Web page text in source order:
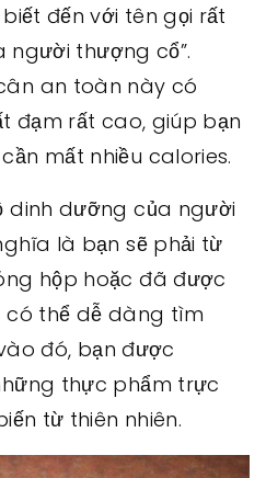
đến với tên gọi rất
người thượng cổ”.
an toàn này có
đạm rất cao, giúp bạn
mất nhiều calories.
dinh dưỡng của người
là bạn sẽ phải từ
hộp hoặc đã được
có thể dễ dàng tìm
đó, bạn được
thực phẩm trực
từ thiên nhiên.